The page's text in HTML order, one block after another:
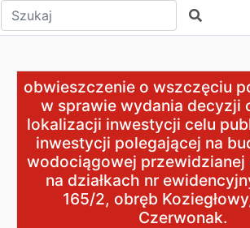
Wpisz tekst do wyszukania Szukaj
obwieszczenie o wszczęciu
obwieszczenie o wszczęciu
w sprawie wydania decyzji
lokalizacji inwestycji celu
inwestycji polegającej na
wodociągowej przewidzianej
na działkach nr
165/2, obręb
Czerwonak.